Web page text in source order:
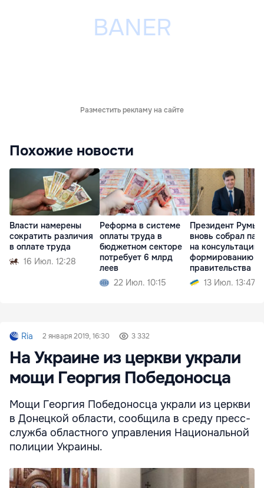
Разместить рекламу на сайте
Похожие новости
Власти намерены
сократить различия
в оплате труда
16 Июл. 12:28
Реформа в системе
оплаты труда в
бюджетном секторе
потребует 6 млрд
леев
22 Июл. 10:15
Президент
вновь собрал
на консультации
формированию
правительства
13 Июл. 13:47
Ria 2 января 2019, 16:30 3 332
На Украине из церкви украли
мощи Георгия Победоносца
Мощи Георгия Победоносца украли из церкви
в Донецкой области, сообщила в среду пресс-
служба областного управления Национальной
полиции Украины.